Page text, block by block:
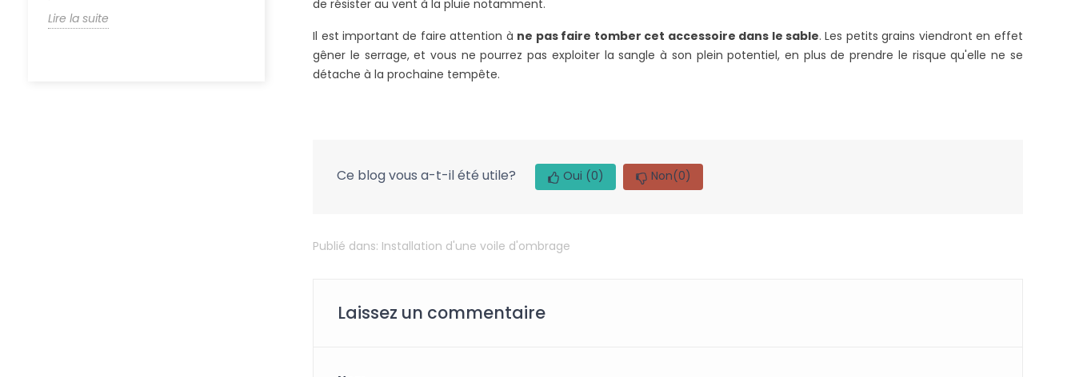
Lire la suite
de résister au vent à la pluie notamment.
Il est important de faire attention à ne pas faire tomber cet accessoire dans le sable. Les petits grains viendront en effet
gêner le serrage, et vous ne pourrez pas exploiter la sangle à son plein potentiel, en plus de prendre le risque qu'elle ne se
détache à la prochaine tempête.
Ce blog vous a-t-il été utile? Oui (0) Non(0)
Publié dans: Installation d'une voile d'ombrage
Laissez un commentaire